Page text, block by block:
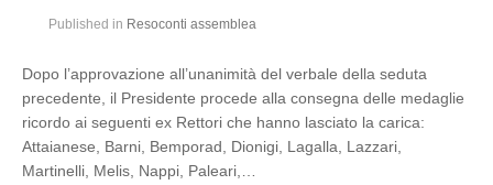
Published in Resoconti assemblea
Dopo l’approvazione all’unanimità del verbale della seduta
precedente, il Presidente procede alla consegna delle medaglie
ricordo ai seguenti ex Rettori che hanno lasciato la carica:
Attaianese, Barni, Bemporad, Dionigi, Lagalla, Lazzari,
Martinelli, Melis, Nappi, Paleari,…